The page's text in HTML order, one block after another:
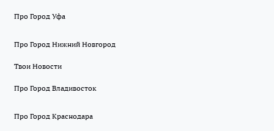
Про Город Уфа
Про Город Нижний Новгород
Твои Новости
Про Город Владивосток
Про Город Краснодара